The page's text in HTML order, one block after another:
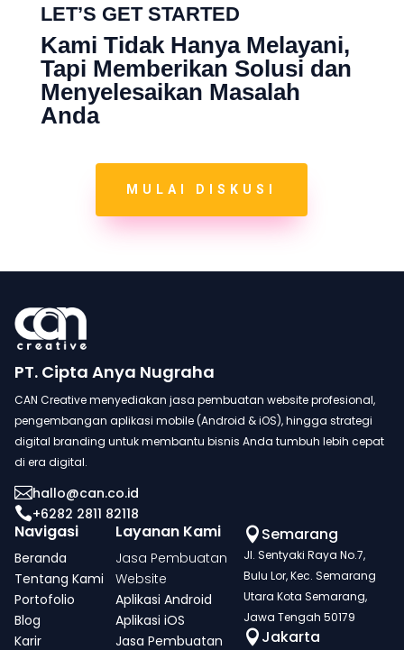
LET’S GET STARTED
Kami Tidak Hanya Melayani,
Tapi Memberikan Solusi dan
Menyelesaikan Masalah
Anda
MULAI DISKUSI
PT. Cipta Anya Nugraha
CAN Creative menyediakan jasa pembuatan website profesional,
pengembangan aplikasi mobile (Android & iOS), hingga strategi
digital branding untuk membantu bisnis Anda tumbuh lebih cepat
di era digital.
hallo@can.co.id
+6282 2811 82118
Navigasi
Beranda
Tentang Kami
Portofolio
Blog
Karir
Layanan Kami
Jasa Pembuatan
Website
Aplikasi Android
Aplikasi iOS
Jasa Pembuatan
 Semarang
Jl. Sentyaki Raya No.7,
Bulu Lor, Kec. Semarang
Utara Kota Semarang,
Jawa Tengah 50179
 Jakarta